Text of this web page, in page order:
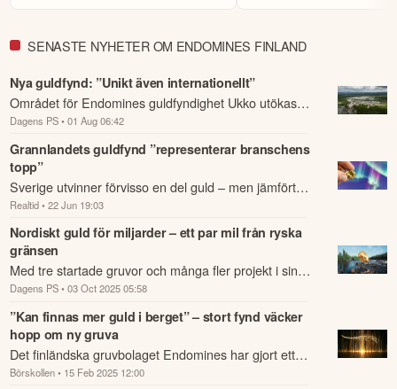
SENASTE NYHETER OM ENDOMINES FINLAND
Nya guldfynd: ”Unikt även internationellt”
Området för Endomines guldfyndighet Ukko utökas
nu till 650 meter efter nya borresultat.
Dagens PS • 01 Aug 06:42
Grannlandets guldfynd ”representerar branschens
topp”
Sverige utvinner förvisso en del guld – men jämfört
med ett av våra grannländer ligger vi kraftigt i lä.
Realtid • 22 Jun 19:03
Nordiskt guld för miljarder – ett par mil från ryska
gränsen
Med tre startade gruvor och många fler projekt i sin
pipeline är Endomines del av en ny nordisk jakt på
guld – bara några mil från den ryska...
Dagens PS • 03 Oct 2025 05:58
”Kan finnas mer guld i berget” – stort fynd väcker
hopp om ny gruva
Det finländska gruvbolaget Endomines har gjort ett
lovande guldfynd i Ukkolanvaara, beläget i Norra
Börskollen • 15 Feb 2025 12:00